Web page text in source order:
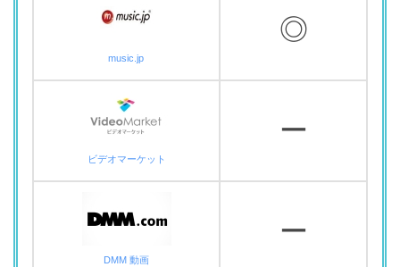
music.jp
◎
ビデオマーケット
ー
DMM 動画
ー